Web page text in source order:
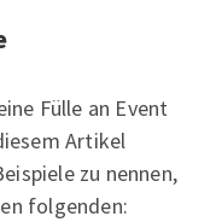
Fülle an Event
Artikel
zu nennen,
folgenden: